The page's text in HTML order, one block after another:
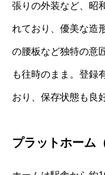
張りの外装など、昭
れており、優美な造
の腰板など独特の意
も往時のまま。登録
おり、保存状態も良
プラットホーム